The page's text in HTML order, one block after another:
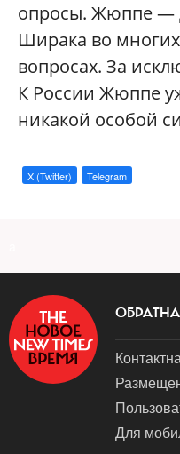
опросы. Жюппе —
Ширака во
вопросах. За
К России Жюппе
никакой особой
X (Twitter) Telegram
Для